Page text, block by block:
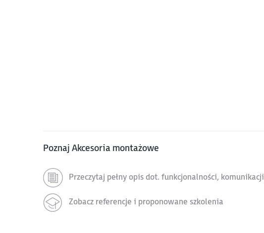
Poznaj Akcesoria montażowe
Przeczytaj pełny opis dot. funkcjonalności,
Zobacz referencje i proponowane szkolenia